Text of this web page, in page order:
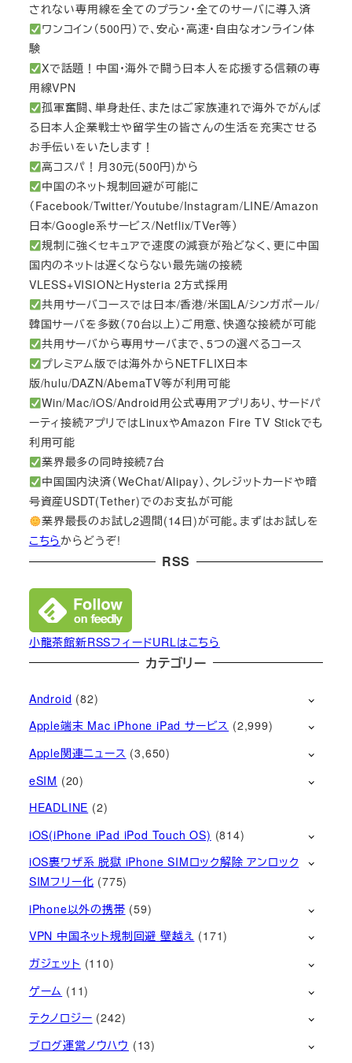
されない専用線を全てのプラン・全てのサーバに導入済
ワンコイン（500円）で、安心・高速・自由なオンライン体
験
Xで話題！中国・海外で闘う日本人を応援する信頼の専
用線VPN
孤軍奮闘、単身赴任、またはご家族連れで海外でがんば
る日本人企業戦士や留学生の皆さんの生活を充実させる
お手伝いをいたします！
高コスパ！月30元(500円)から
中国のネット規制回避が可能に
（Facebook/Twitter/Youtube/Instagram/LINE/Amazon
日本/Google系サービス/Netflix/TVer等）
規制に強くセキュアで速度の減衰が殆どなく、更に中国
国内のネットは遅くならない最先端の接続
VLESS+VISIONとHysteria 2方式採用
共用サーバコースでは日本/香港/米国LA/シンガポール/
韓国サーバを多数（70台以上）ご用意、快適な接続が可能
共用サーバから専用サーバまで、5つの選べるコース
プレミアム版では海外からNETFLIX日本
版/hulu/DAZN/AbemaTV等が利用可能
Win/Mac/iOS/Android用公式専用アプリあり、サードパ
ーティ接続アプリではLinuxやAmazon Fire TV Stickでも
利用可能
業界最多の同時接続7台
中国国内決済（WeChat/Alipay）、クレジットカードや暗
号資産USDT(Tether)でのお支払が可能
業界最長のお試し2週間(14日)が可能。まずはお試しを
こちらからどうぞ!
RSS
小龍茶館新RSSフィードURLはこちら
カテゴリー
Android (82)
Apple端末 Mac iPhone iPad サービス (2,999)
Apple関連ニュース (3,650)
eSIM (20)
HEADLINE (2)
iOS(iPhone iPad iPod Touch OS) (814)
iOS裏ワザ系 脱獄 iPhone SIMロック解除 アンロック
SIMフリー化 (775)
iPhone以外の携帯 (59)
VPN 中国ネット規制回避 壁越え (171)
ガジェット (110)
ゲーム (11)
テクノロジー (242)
ブログ運営ノウハウ (13)